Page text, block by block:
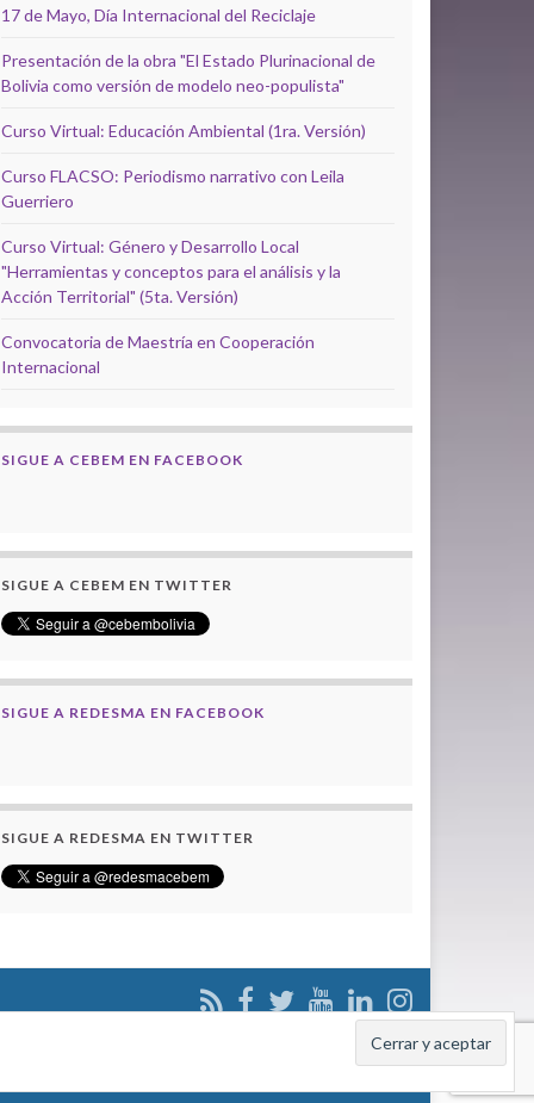
17 de Mayo, Día Internacional del Reciclaje
Presentación de la obra "El Estado Plurinacional de
Bolivia como versión de modelo neo-populista"
Curso Virtual: Educación Ambiental (1ra. Versión)
Curso FLACSO: Periodismo narrativo con Leila
Guerriero
Curso Virtual: Género y Desarrollo Local
"Herramientas y conceptos para el análisis y la
Acción Territorial" (5ta. Versión)
Convocatoria de Maestría en Cooperación
Internacional
SIGUE A CEBEM EN FACEBOOK
SIGUE A CEBEM EN TWITTER
SIGUE A REDESMA EN FACEBOOK
SIGUE A REDESMA EN TWITTER